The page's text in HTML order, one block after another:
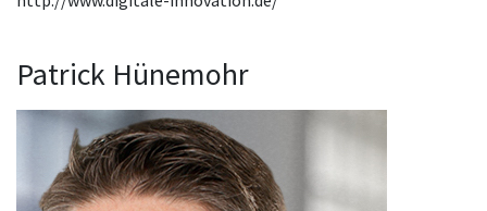
Patrick Hünemohr